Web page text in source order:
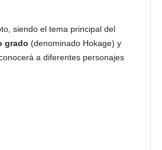
siendo el tema principal del
grado (denominado Hokage) y
a diferentes personajes